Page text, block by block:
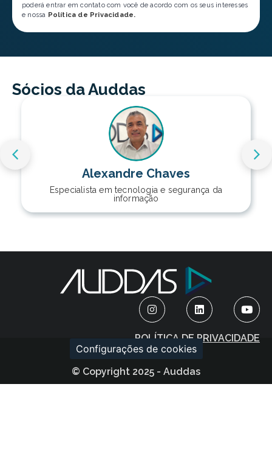
poderá entrar em contato com você de acordo com os seus interesses
e nossa Política de Privacidade.
Sócios da Auddas
Alexandre Chaves
Especialista em tecnologia e segurança da
informação
© Copyright 2025 - Auddas
POLÍTICA DE PRIVACIDADE
Configurações de cookies